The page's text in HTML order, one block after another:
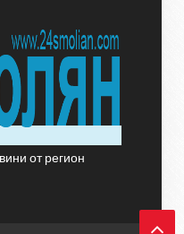
от регион